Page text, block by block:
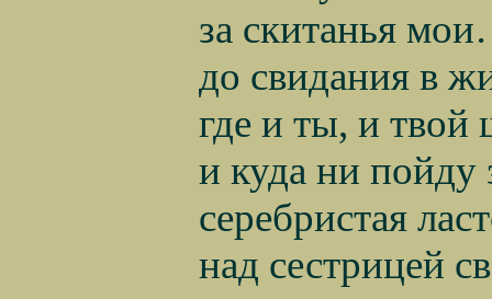
за скитанья
до свидания в
где и ты, и твой
и куда ни пойду
серебристая
над сестрицей